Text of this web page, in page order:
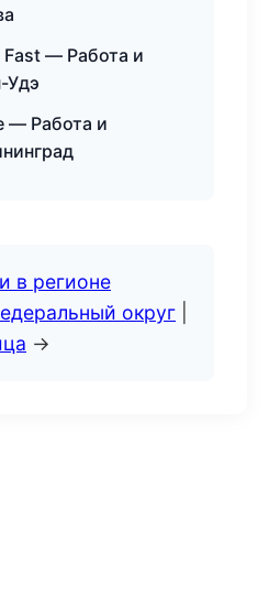
— Работа и
Удэ
— Работа и
в регионе
округ
→